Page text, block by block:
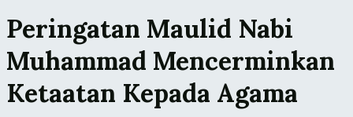
Peringatan Maulid Nabi
Muhammad Mencerminkan
Ketaatan Kepada Agama